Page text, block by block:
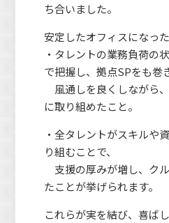
ち合いました。
安定したオフィスになっ
・タレントの業務負荷の
で把握し、拠点SPをも巻
風通しを良くしながら
に取り組めたこと。
・全タレントがスキルや
り組むことで、
支援の厚みが増し、ク
たことが挙げられます。
これらが実を結び、喜ば